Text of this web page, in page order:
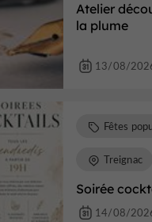
Atelier
la plume
13/08/
Soirée
Fêtes
Treignac
14/08/